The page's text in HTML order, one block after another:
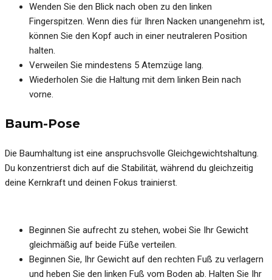
Wenden Sie den Blick nach oben zu den linken
Fingerspitzen. Wenn dies für Ihren Nacken unangenehm ist,
können Sie den Kopf auch in einer neutraleren Position
halten.
Verweilen Sie mindestens 5 Atemzüge lang.
Wiederholen Sie die Haltung mit dem linken Bein nach
vorne.
Baum-Pose
Die Baumhaltung ist eine anspruchsvolle Gleichgewichtshaltung.
Du konzentrierst dich auf die Stabilität, während du gleichzeitig
deine Kernkraft und deinen Fokus trainierst.
Beginnen Sie aufrecht zu stehen, wobei Sie Ihr Gewicht
gleichmäßig auf beide Füße verteilen.
Beginnen Sie, Ihr Gewicht auf den rechten Fuß zu verlagern
und heben Sie den linken Fuß vom Boden ab. Halten Sie Ihr